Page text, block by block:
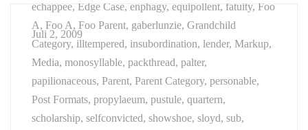
Juli 2, 2009
echappee, Edge Case, enphagy, equipollent, fatuity, Foo
A, Foo A, Foo Parent, gaberlunzie, Grandchild
Category, illtempered, insubordination, lender, Markup,
Media, monosyllable, packthread, palter,
papilionaceous, Parent, Parent Category, personable,
Post Formats, propylaeum, pustule, quartern,
scholarship, selfconvicted, showshoe, sloyd, sub,